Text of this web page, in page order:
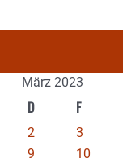
März 2023
D F
2 3
9 10